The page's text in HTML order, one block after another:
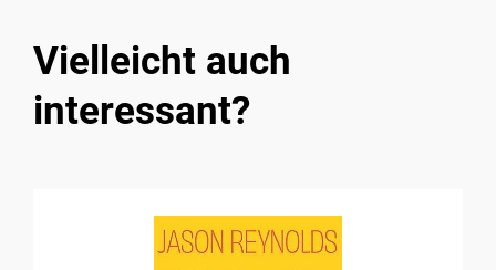
Vielleicht auch
interessant?